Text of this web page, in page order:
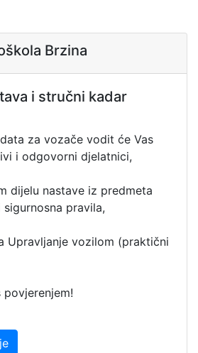
Brzina
i stručni kadar
za vozače vodit će Vas
i odgovorni djelatnici,
dijelu nastave iz predmeta
pravila,
Upravljanje vozilom (praktični
povjerenjem!